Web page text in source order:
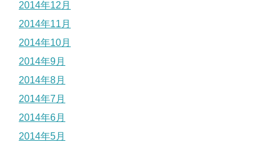
2014年12月
2014年11月
2014年10月
2014年9月
2014年8月
2014年7月
2014年6月
2014年5月